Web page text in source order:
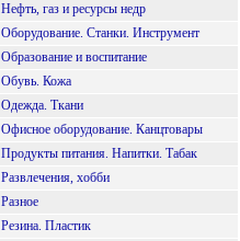
Нефть, газ и ресурсы недр
Оборудование. Станки. Инструмент
Образование и воспитание
Обувь. Кожа
Одежда. Ткани
Офисное оборудование. Канцтовары
Продукты питания. Напитки. Табак
Развлечения, хобби
Разное
Резина. Пластик